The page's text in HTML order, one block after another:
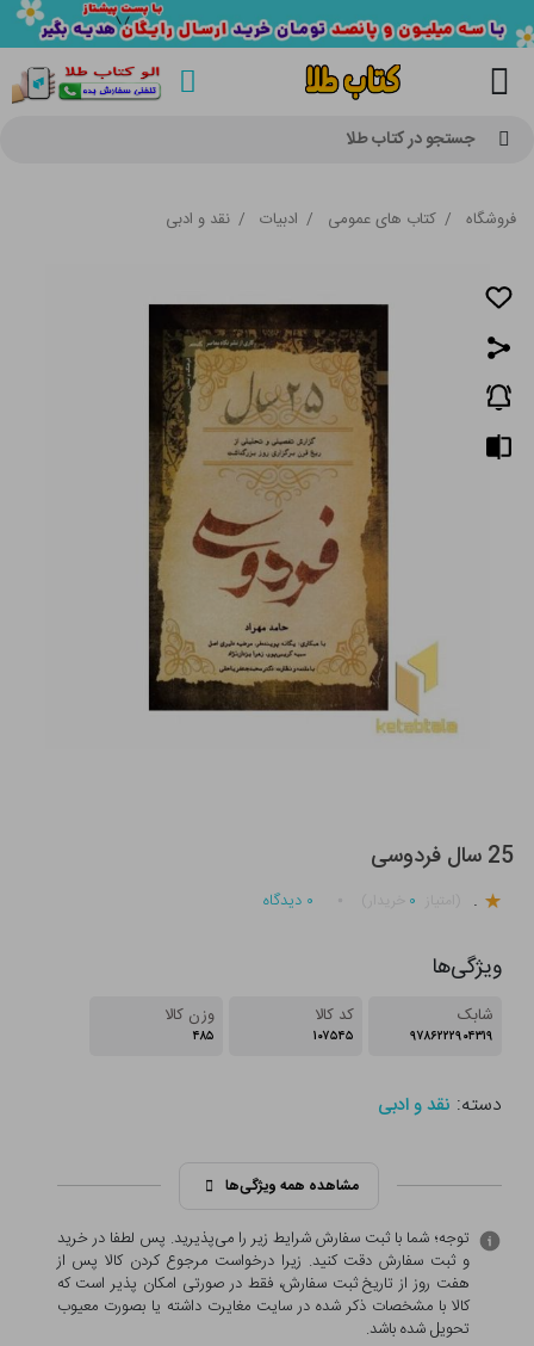
جستجو در کتاب طلا
فروشگاه / کتاب های عمومی / ادبیات / نقد و ادبی
25 سال فردوسی
. ۰ ۰ دیدگاه
ویژگی‌ها
شابک
۹۷۸۶۲۲۲۹۰۴۳۱۹
کد کالا
۱۰۷۵۴۵
وزن کالا
۴۸۵
دسته: نقد و ادبی
مشاهده همه ویژگی‌ها
توجه؛ شما با ثبت سفارش شرایط زیر را می‌پذیرید. پس لطفا در خرید
و ثبت سفارش دقت کنید. زیرا درخواست مرجوع کردن کالا پس از
هفت روز از تاریخ ثبت سفارش، فقط در صورتی امکان پذیر است که
کالا با مشخصات ذکر شده در سایت مغایرت داشته یا بصورت معيوب
تحویل شده باشد.